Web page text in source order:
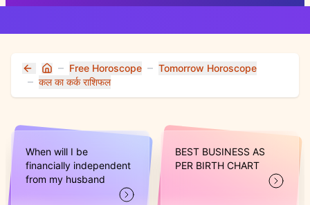
Home Free Horoscope
Tomorrow Horoscope
कल का कर्क राशिफल
When will I be
financially independent
from my husband
BEST BUSINESS AS
PER BIRTH CHART